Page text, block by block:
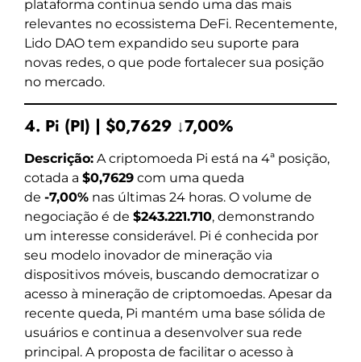
plataforma continua sendo uma das mais
relevantes no ecossistema DeFi. Recentemente,
Lido DAO tem expandido seu suporte para
novas redes, o que pode fortalecer sua posição
no mercado.
4. Pi (PI) | $0,7629 ↓7,00%
Descrição: A criptomoeda Pi está na 4ª posição,
cotada a $0,7629 com uma queda
de -7,00% nas últimas 24 horas. O volume de
negociação é de $243.221.710, demonstrando
um interesse considerável. Pi é conhecida por
seu modelo inovador de mineração via
dispositivos móveis, buscando democratizar o
acesso à mineração de criptomoedas. Apesar da
recente queda, Pi mantém uma base sólida de
usuários e continua a desenvolver sua rede
principal. A proposta de facilitar o acesso à